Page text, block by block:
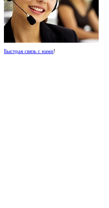
Быстрая связь с нами!